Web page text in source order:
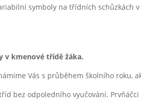
symboly na třídních schůzkách
v kmenové třídě žáka.
Vás s průběhem školního roku,
bez odpoledního vyučování.